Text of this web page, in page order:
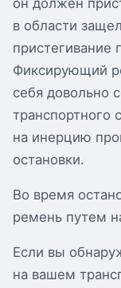
он должен
в области
пристегивание
Фиксирующий
себя довольно
транспортного
на инерцию
остановки.
Во время
ремень путем
Если вы
на вашем